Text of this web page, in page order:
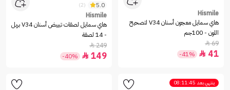
Hismile
هاي سمايل معجون أسنان V34 لتصحيح
اللون - 100جم
69

41

-41%
5.0
(2)
Hismile
هاي سمايل لصقات تبييض أسنان V34 بربل
- 14 لصقة
249

149

-40%
ينتهي بعد 08:11:45